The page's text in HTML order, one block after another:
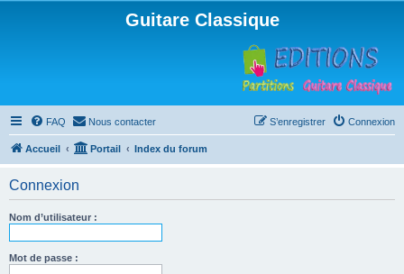
Guitare Classique
FAQ Nous contacter Connexion
S’enregistrer
Accueil Portail Index du forum
Connexion
Nom d’utilisateur :
Mot de passe :